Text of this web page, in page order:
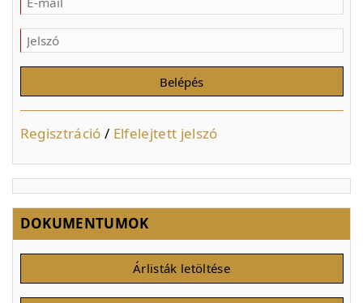
Regisztráció / Elfelejtett jelszó
DOKUMENTUMOK
Árlisták letöltése